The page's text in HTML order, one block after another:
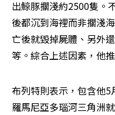
出鯨豚擱淺約2500隻。
後都沉到海裡而非擱淺
亡後就毀掉屍體、另外
等。綜合上述因素，他
布列特則表示，包含他
羅馬尼亞多瑙河三角洲